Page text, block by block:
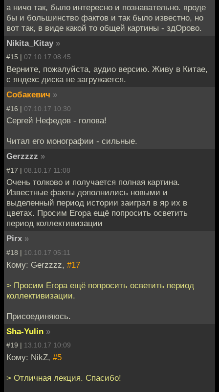
а ничо так, было интересно и познавательно. вроде
бы и большинство фактов и так было известно, но
вот так, в виде какой то общей картины - здОрово.
Nikita_Kitay »
#15 | 07.10.17 08:45
Верните, пожалуйста, аудио версию. Живу в Китае,
с яндекс диска не загружается.
Собакевич »
#16 | 07.10.17 10:30
Сергей Нефедов - голова!
Читал его монографии - сильные.
Gerzzzz »
#17 | 08.10.17 11:08
Очень толково и получается полная картина.
Известные факты дополнились новыми и
выделенный период истории заиграл в яр их в
цветах. Просим Егора ещё попросить осветить
период коллективизации
Pirx »
#18 | 10.10.17 05:11
Кому: Gerzzzz, #17
> Просим Егора ещё попросить осветить период
коллективизации.
Присоединяюсь.
Sha-Yulin »
#19 | 13.10.17 10:09
Кому: NikZ, #5
> Отличная лекция. Спасибо!